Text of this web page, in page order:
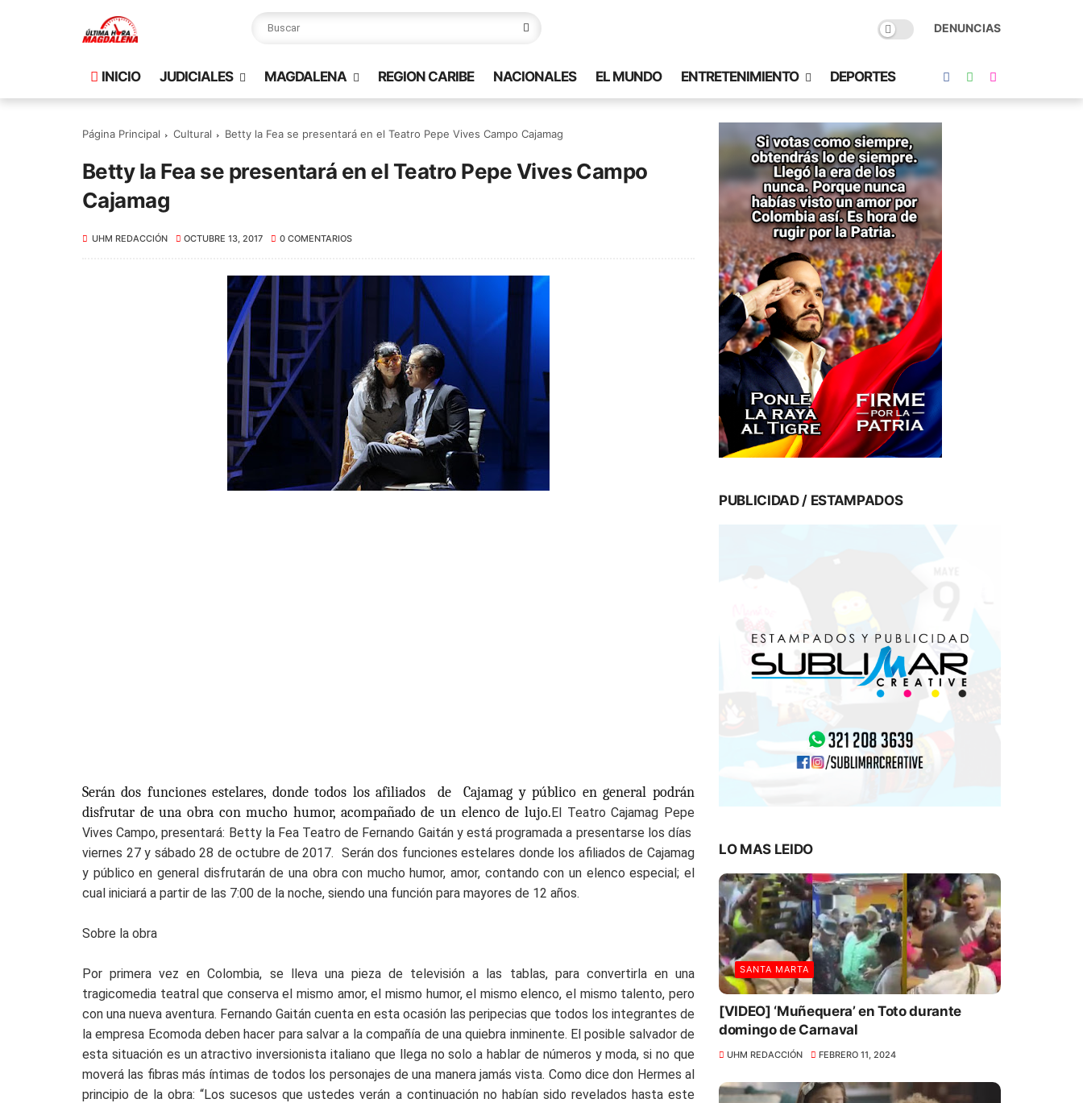
DENUNCIAS
INICIO JUDICIALES MAGDALENA REGION CARIBE NACIONALES EL MUNDO ENTRETENIMIENTO DEPORTES
Página Principal Cultural Betty la Fea se presentará en el Teatro Pepe Vives Campo Cajamag
Betty la Fea se presentará en el Teatro Pepe Vives Campo
Cajamag
UHM REDACCIÓN OCTUBRE 13, 2017 0 COMENTARIOS
Serán dos funciones estelares, donde todos los afiliados de Cajamag y público en general podrán
disfrutar de una obra con mucho humor, acompañado de un elenco de lujo.El Teatro Cajamag Pepe
Vives Campo, presentará: Betty la Fea Teatro de Fernando Gaitán y está programada a presentarse los días
viernes 27 y sábado 28 de octubre de 2017. Serán dos funciones estelares donde los afiliados de Cajamag
y público en general disfrutarán de una obra con mucho humor, amor, contando con un elenco especial; el
cual iniciará a partir de las 7:00 de la noche, siendo una función para mayores de 12 años.
Sobre la obra
Por primera vez en Colombia, se lleva una pieza de televisión a las tablas, para convertirla en una
tragicomedia teatral que conserva el mismo amor, el mismo humor, el mismo elenco, el mismo talento, pero
con una nueva aventura. Fernando Gaitán cuenta en esta ocasión las peripecias que todos los integrantes de
la empresa Ecomoda deben hacer para salvar a la compañía de una quiebra inminente. El posible salvador de
esta situación es un atractivo inversionista italiano que llega no solo a hablar de números y moda, si no que
moverá las fibras más íntimas de todos los personajes de una manera jamás vista. Como dice don Hermes al
principio de la obra: “Los sucesos que ustedes verán a continuación no habían sido revelados hasta este
PUBLICIDAD / ESTAMPADOS
LO MAS LEIDO
SANTA MARTA
[VIDEO] ‘Muñequera’ en Toto durante
domingo de Carnaval
UHM REDACCIÓN FEBRERO 11, 2024